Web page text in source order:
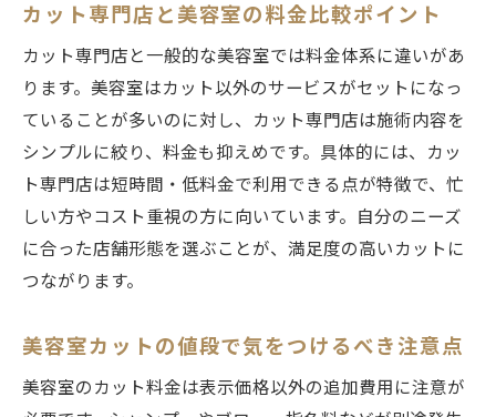
カット専門店と美容室の料金比較ポイント
カット専門店と一般的な美容室では料金体系に違いがあ
ります。美容室はカット以外のサービスがセットになっ
ていることが多いのに対し、カット専門店は施術内容を
シンプルに絞り、料金も抑えめです。具体的には、カッ
ト専門店は短時間・低料金で利用できる点が特徴で、忙
しい方やコスト重視の方に向いています。自分のニーズ
に合った店舗形態を選ぶことが、満足度の高いカットに
つながります。
美容室カットの値段で気をつけるべき注意点
美容室のカット料金は表示価格以外の追加費用に注意が